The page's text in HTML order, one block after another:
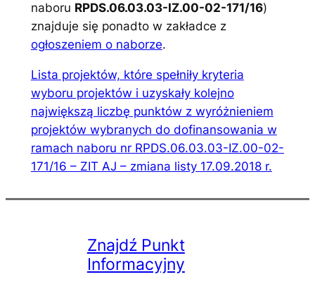
naboru RPDS.06.03.03-IZ.00-02-171/16)
znajduje się ponadto w zakładce z
ogłoszeniem o naborze.
Lista projektów, które spełniły kryteria
wyboru projektów i uzyskały kolejno
największą liczbę punktów z wyróżnieniem
projektów wybranych do dofinansowania w
ramach naboru nr RPDS.06.03.03-IZ.00-02-
171/16 – ZIT AJ – zmiana listy 17.09.2018 r.
Znajdź Punkt
Informacyjny